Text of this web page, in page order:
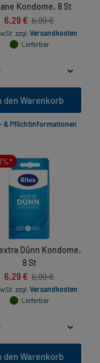
Kondome, 8 St
6,29 € 6,99 €
zzgl. Versandkosten
Lieferbar
den Warenkorb
& Pflichtinformationen
Dünn Kondome,
8 St
6,29 € 6,99 €
zzgl. Versandkosten
Lieferbar
den Warenkorb